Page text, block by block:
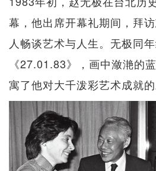
幕，他出席开幕礼期间，拜
人畅谈艺术与人生。无极同
《27.01.83》，画中潋滟的
寓了他对大千泼彩艺术成就的